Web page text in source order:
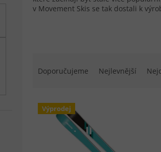
v Movement Skis se tak dostali k
Doporučujeme Nejlevnější
Výpis produktů
Výprodej